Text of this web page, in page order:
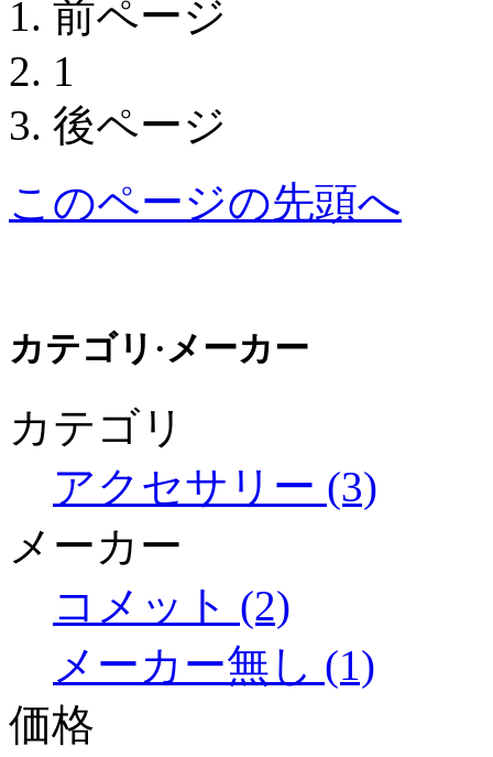
前ページ
1
後ページ
このページの先頭へ
カテゴリ·メーカー
カテゴリ
アクセサリー (3)
メーカー
コメット (2)
メーカー無し (1)
価格